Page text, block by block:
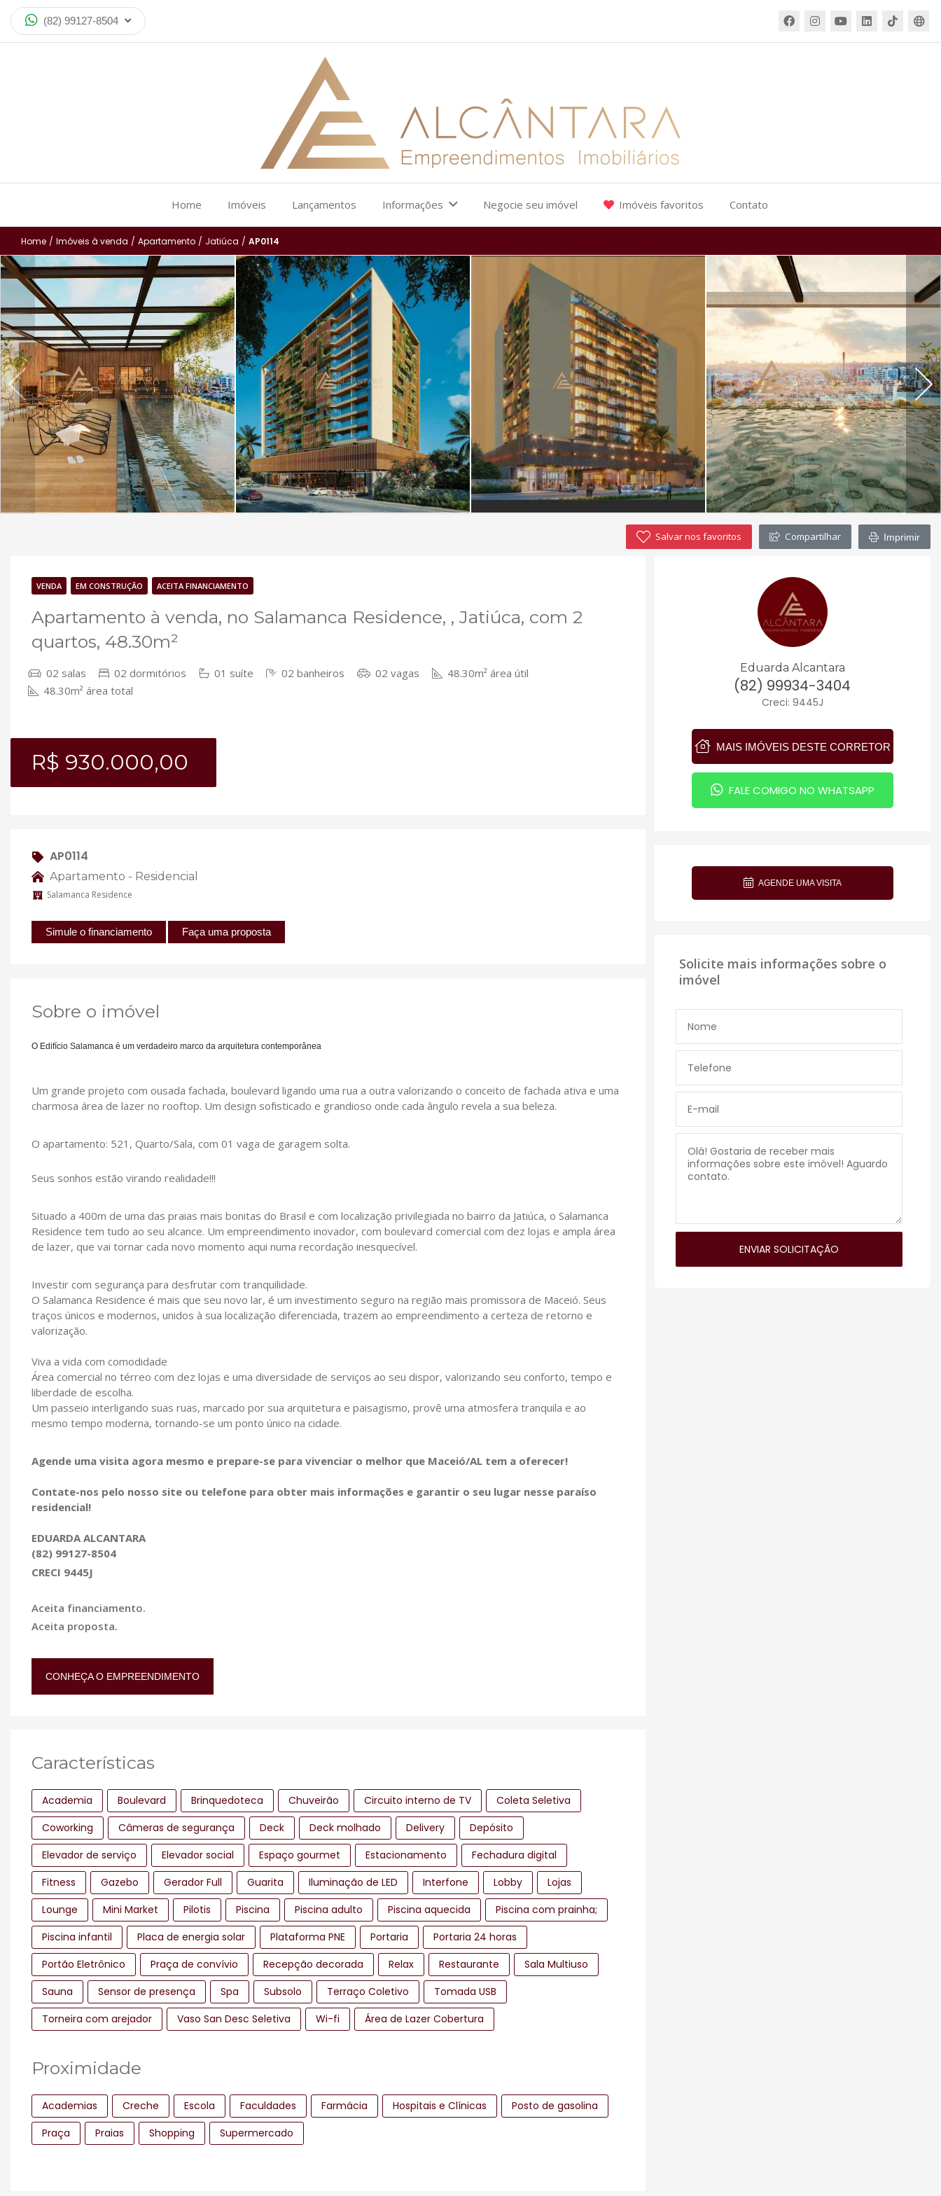
(82) 99127-8504
Home Imóveis Lançamentos Informações Negocie seu imóvel Imóveis favoritos Contato
Home / Imóveis à venda / Apartamento / Jatiúca / AP0114
Salvar nos favoritos Compartilhar Imprimir
VENDA EM CONSTRUÇÃO ACEITA FINANCIAMENTO
Apartamento à venda, no Salamanca Residence, , Jatiúca, com 2
quartos, 48.30m²
02 salas 02 dormitórios 01 suíte 02 banheiros 02 vagas
48.30m² área útil
48.30m² área total
R$ 930.000,00
AP0114
Apartamento - Residencial
Salamanca Residence
Simule o financiamento Faça uma proposta
Sobre o imóvel
O Edifício Salamanca é um verdadeiro marco da arquitetura contemporânea
Um grande projeto com ousada fachada, boulevard ligando uma rua a outra valorizando o conceito de fachada ativa e uma
charmosa área de lazer no rooftop. Um design sofisticado e grandioso onde cada ângulo revela a sua beleza.
O apartamento: 521, Quarto/Sala, com 01 vaga de garagem solta.
Seus sonhos estão virando realidade!!!
Situado a 400m de uma das praias mais bonitas do Brasil e com localização privilegiada no bairro da Jatiúca, o Salamanca
Residence tem tudo ao seu alcance. Um empreendimento inovador, com boulevard comercial com dez lojas e ampla área
de lazer, que vai tornar cada novo momento aqui numa recordação inesquecível.
Investir com segurança para desfrutar com tranquilidade.
O Salamanca Residence é mais que seu novo lar, é um investimento seguro na região mais promissora de Maceió. Seus
traços únicos e modernos, unidos à sua localização diferenciada, trazem ao empreendimento a certeza de retorno e
valorização.
Viva a vida com comodidade
Área comercial no térreo com dez lojas e uma diversidade de serviços ao seu dispor, valorizando seu conforto, tempo e
liberdade de escolha.
Um passeio interligando suas ruas, marcado por sua arquitetura e paisagismo, provê uma atmosfera tranquila e ao
mesmo tempo moderna, tornando-se um ponto único na cidade.
Agende uma visita agora mesmo e prepare-se para vivenciar o melhor que Maceió/AL tem a oferecer!
Contate-nos pelo nosso site ou telefone para obter mais informações e garantir o seu lugar nesse paraíso
residencial!
EDUARDA ALCANTARA
(82) 99127-8504
CRECI 9445J
Aceita financiamento.
Aceita proposta.
CONHEÇA O EMPREENDIMENTO
Características
Academia Boulevard Brinquedoteca Chuveirão Circuito interno de TV
Coleta Seletiva
Coworking
Câmeras de segurança Deck Deck molhado Delivery
Depósito
Elevador de serviço
Elevador social Espaço gourmet Estacionamento
Fechadura digital
Fitness
Gazebo Gerador Full Guarita Iluminação de LED Interfone Lobby
Lojas
Lounge
Mini Market Pilotis Piscina Piscina adulto Piscina aquecida
Piscina com prainha;
Piscina infantil
Placa de energia solar Plataforma PNE Portaria
Portaria 24 horas
Portão Eletrônico
Praça de convívio Recepção decorada Relax Restaurante
Sala Multiuso
Sauna
Sensor de presença Spa Subsolo Terraço Coletivo
Tomada USB
Torneira com arejador
Vaso San Desc Seletiva Wi-fi Área de Lazer Cobertura
Proximidade
Academias Creche Escola Faculdades Farmácia Hospitais e Clínicas
Posto de gasolina
Praça
Praias Shopping Supermercado
Eduarda Alcantara
(82) 99934-3404
Creci: 9445J
MAIS IMÓVEIS DESTE CORRETOR
FALE COMIGO NO WHATSAPP
AGENDE UMA VISITA
Solicite mais informações sobre o
imóvel